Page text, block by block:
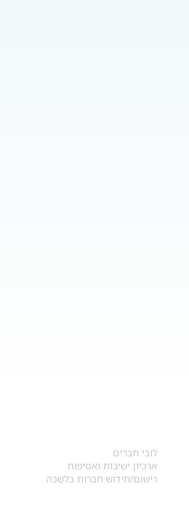
לובי חברים
ארכיון ישיבות ואסיפות
רישום/חידוש חברות בלשכה